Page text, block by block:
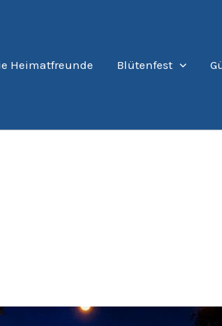
Heimatfreunde Blütenfest